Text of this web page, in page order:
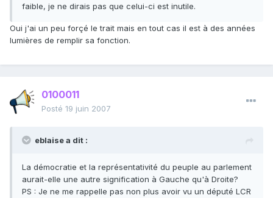
faible, je ne dirais pas que celui-ci est inutile.
Oui j'ai un peu forçé le trait mais en tout cas il est à des années
lumières de remplir sa fonction.
0100011
Posté 19 juin 2007
eblaise a dit :
La démocratie et la représentativité du peuple au parlement
aurait-elle une autre signification à Gauche qu'à Droite?
PS : Je ne me rappelle pas non plus avoir vu un député LCR